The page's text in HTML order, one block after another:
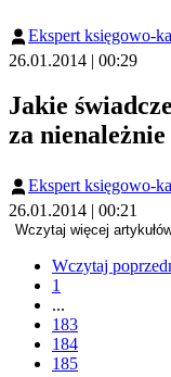
Ekspert księgowo-
26.01.2014 | 00:29
Jakie
za
Ekspert księgowo-
26.01.2014 | 00:21
Wczytaj więcej
Wczytaj
1
...
183
184
185